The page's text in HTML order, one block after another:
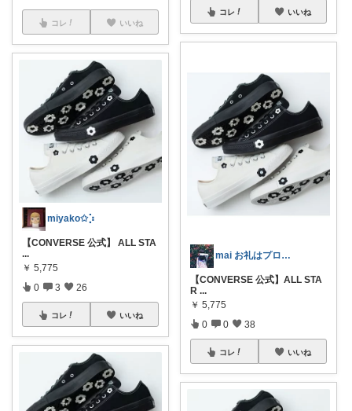
コレ いいね
miyako✩︎⡱
【CONVERSE 公式】 ALL STA
...
￥ 5,775
0 3 26
コレ いいね
コレ いいね
mai お礼はプロフに𓅯𖤣𖥧✳︎
【CONVERSE 公式】ALL STA
R ...
￥ 5,775
0 0 38
コレ いいね